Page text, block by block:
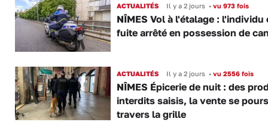
ACTUALITÉS Il y a 2 jours •vu 973 fois
NÎMES Vol à l'étalage : l'individu
fuite arrêté en possession de
ACTUALITÉS Il y a 2 jours •vu 2556 fois
NÎMES Épicerie de nuit : des
interdits saisis, la vente se
travers la grille